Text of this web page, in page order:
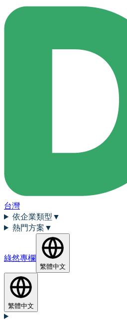
台灣
依企業類型 ▼
熱門方案 ▼
綠然專欄
繁體中文
繁體中文